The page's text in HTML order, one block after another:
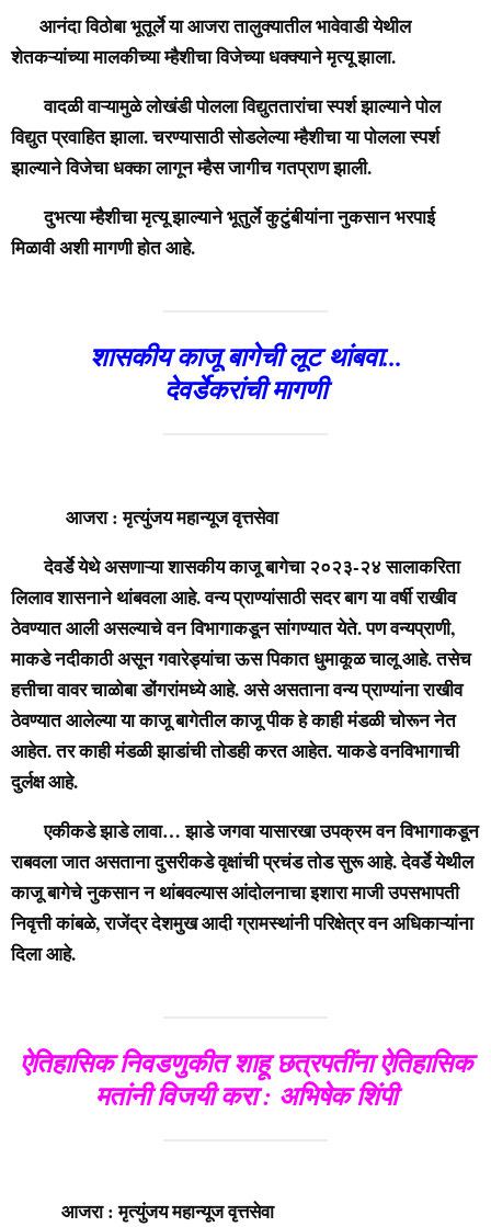
आनंदा विठोबा भूतूर्ले या आजरा तालुक्यातील भावेवाडी येथील
शेतकऱ्यांच्या मालकीच्या म्हैशीचा विजेच्या धक्क्याने मृत्यू झाला.
वादळी वाऱ्यामुळे लोखंडी पोलला विद्युततारांचा स्पर्श झाल्याने पोल
विद्युत प्रवाहित झाला. चरण्यासाठी सोडलेल्या म्हैशीचा या पोलला स्पर्श
झाल्याने विजेचा धक्का लागून म्हैस जागीच गतप्राण झाली.
दुभत्या म्हैशीचा मृत्यू झाल्याने भूतुर्ले कुटुंबीयांना नुकसान भरपाई
मिळावी अशी मागणी होत आहे.
शासकीय काजू बागेची लूट थांबवा..‌‌.
देवर्डेकरांची मागणी
आजरा : मृत्युंजय महान्यूज वृत्तसेवा
देवर्डे येथे असणाऱ्या शासकीय काजू बागेचा २०२३-२४ सालाकरिता
लिलाव शासनाने थांबवला आहे. वन्य प्राण्यांसाठी सदर बाग या वर्षी राखीव
ठेवण्यात आली असल्याचे वन विभागाकडून सांगण्यात येते. पण वन्यप्राणी,
माकडे नदीकाठी असून गवारेड्यांचा ऊस पिकात धुमाकूळ चालू आहे. तसेच
हत्तीचा वावर चाळोबा डोंगरांमध्ये आहे. असे असताना वन्य प्राण्यांना राखीव
ठेवण्यात आलेल्या या काजू बागेतील काजू पीक हे काही मंडळी चोरून नेत
आहेत. तर काही मंडळी झाडांची तोडही करत आहेत. याकडे वनविभागाची
दुर्लक्ष आहे.
एकीकडे झाडे लावा… झाडे जगवा यासारखा उपक्रम वन विभागाकडून
राबवला जात असताना दुसरीकडे वृक्षांची प्रचंड तोड सुरू आहे. देवर्डे येथील
काजू बागेचे नुकसान न थांबवल्यास आंदोलनाचा इशारा माजी उपसभापती
निवृत्ती कांबळे, राजेंद्र देशमुख आदी ग्रामस्थांनी परिक्षेत्र वन अधिकाऱ्यांना
दिला आहे.
ऐतिहासिक निवडणुकीत शाहू छत्रपतींना ऐतिहासिक
मतांनी विजयी करा : अभिषेक शिंपी
आजरा : मृत्युंजय महान्यूज वृत्तसेवा